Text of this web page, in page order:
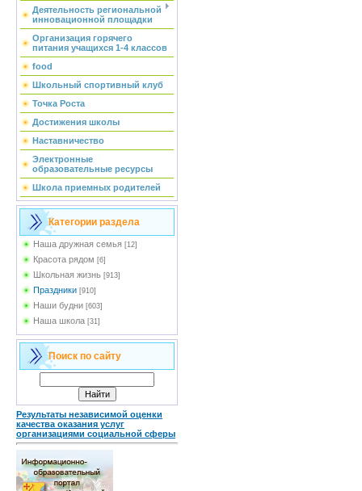
Деятельность региональной
инновационной площадки
Организация горячего
питания учащихся 1-4 классов
food
Школьный спортивный клуб
Точка Роста
Достижения школы
Наставничество
Электронные
образовательные ресурсы
Школа приемных родителей
Категории раздела
Наша дружная семья [12]
Красота рядом [6]
Школьная жизнь [913]
Праздники [910]
Наши будни [603]
Наша школа [31]
Поиск по сайту
Результаты независимой оценки
качества оказания услуг
организациями социальной сферы